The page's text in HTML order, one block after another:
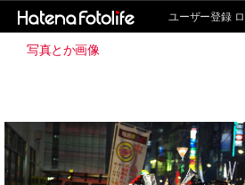
ユーザー登録
写真とか画像